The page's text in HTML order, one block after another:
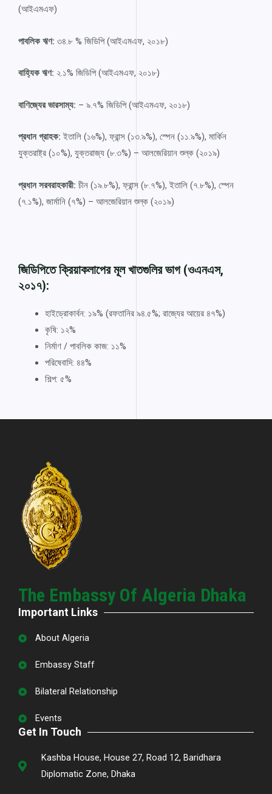
(আইএমএফ)
পাবলিক ঋণ: ৩৪.৮ % জিডিপি (আইএমএফ, ২০১৮)
বাহ্যিক ঋণ: ২.১% জিডিপি (আইএমএফ, ২০১৮)
বাণিজ্যের ভারসাম্য: – ৯.৭% জিডিপি (আইএমএফ, ২০১৮)
প্রধান গ্রাহক: ইতালি (১৬%), ফ্রান্স (১৩.৯%), স্পেন (১১.৯%), মার্কিন
যুক্তরাষ্ট্র (১০%), যুক্তরাজ্য (৮.৩%) – আলজেরিয়ান শুল্ক (২০১৯)
প্রধান সরবরাহকারী: চীন (১৯.৮%), ফ্রান্স (৮.৭%), ইতালি (৭.৮%), স্পেন
(৭.১%), জার্মানি (৭%) – আলজেরিয়ান শুল্ক (২০১৯)
জিডিপিতে ক্রিয়াকলাপের মূল খাতগুলির ভাগ (ওএনএস,
২০১৭):
হাইড্রোকার্বন: ১৯% (রফতানির ৯৪.৫%; রাজ্যের আয়ের ৪৭%)
কৃষি: ১২%
নির্মাণ / পাবলিক কাজ: ১১%
পরিষেবাদি: ৪৪%
শিল্প: ৫%
The Embassy Of Algeria Dhaka
Important Links
About Algeria
Embassy Staff
Bilateral Relationship
Events
Get In Touch
Kashba House, House 27, Road 12, Baridhara
Diplomatic Zone, Dhaka